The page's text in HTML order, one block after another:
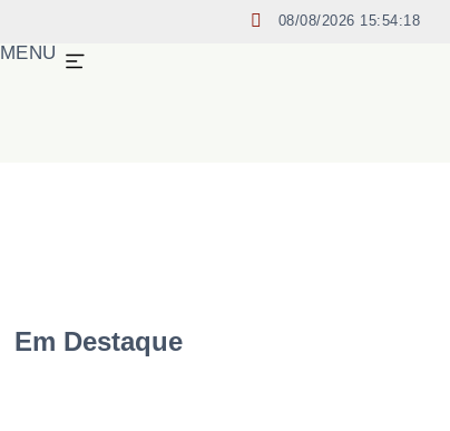
08/08/2026 15:54:19
MENU
Em Destaque